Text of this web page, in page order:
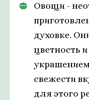
Овощи -
духовке.
цветность
свежести
для этого